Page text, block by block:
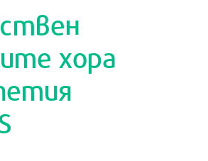
хора